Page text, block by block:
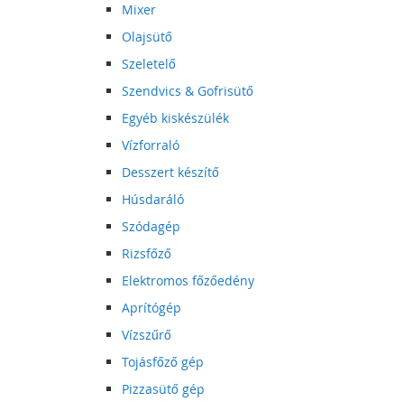
Mixer
Olajsütő
Szeletelő
Szendvics & Gofrisütő
Egyéb kiskészülék
Vízforraló
Desszert készítő
Húsdaráló
Szódagép
Rizsfőző
Elektromos főzőedény
Aprítógép
Vízszűrő
Tojásfőző gép
Pizzasütő gép